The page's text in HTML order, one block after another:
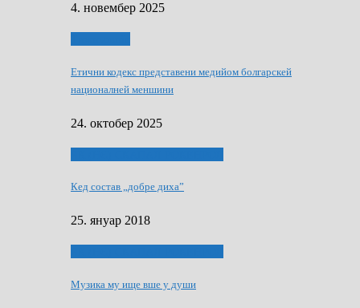
4. новембер 2025
Етични кодекс представени медийом болгарскей
националней меншини
24. октобер 2025
Кед состав „добре диха”
25. януар 2018
Музика му ище вше у души